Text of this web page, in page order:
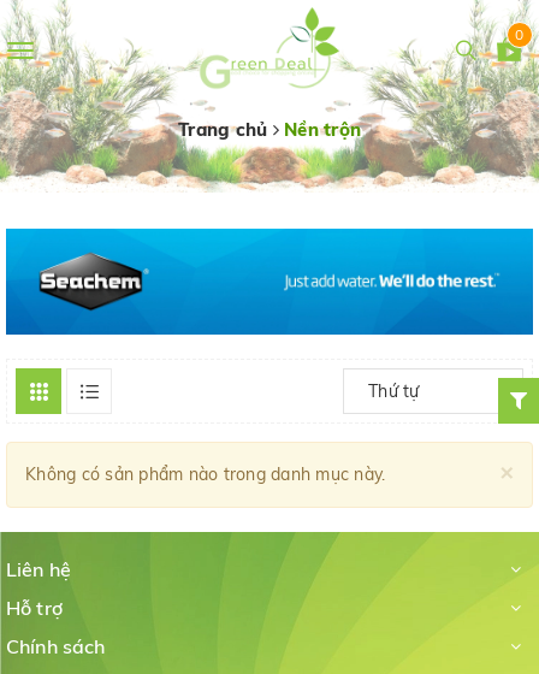
Toggle
navigation
0
Trang chủ Nền trộn
Thứ tự
×
Không có sản phẩm nào trong danh mục này.
Liên hệ
Hỗ trợ
Chính sách